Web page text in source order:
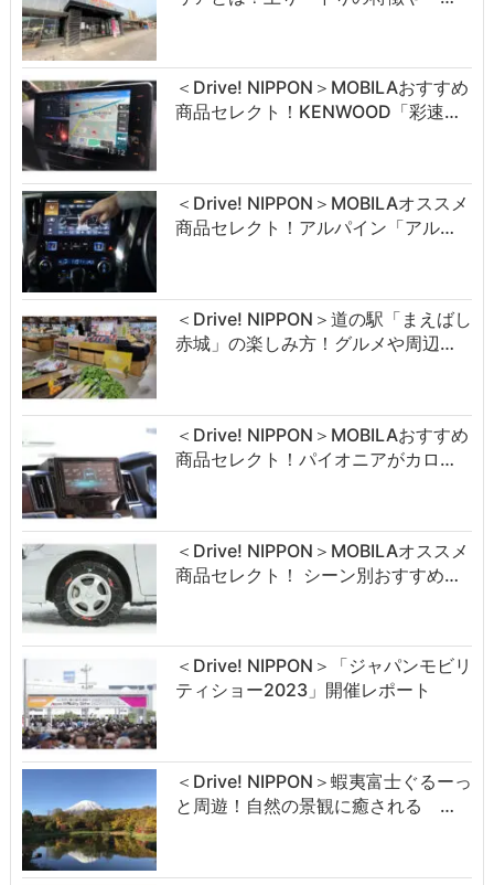
＜Drive! NIPPON＞MOBILAおすすめ
商品セレクト！KENWOOD「彩速…
＜Drive! NIPPON＞MOBILAオススメ
商品セレクト！アルパイン「アル…
＜Drive! NIPPON＞道の駅「まえばし
赤城」の楽しみ方！グルメや周辺…
＜Drive! NIPPON＞MOBILAおすすめ
商品セレクト！パイオニアがカロ…
＜Drive! NIPPON＞MOBILAオススメ
商品セレクト！ シーン別おすすめ…
＜Drive! NIPPON＞「ジャパンモビリ
ティショー2023」開催レポート
＜Drive! NIPPON＞蝦夷富士ぐるーっ
と周遊！自然の景観に癒される …